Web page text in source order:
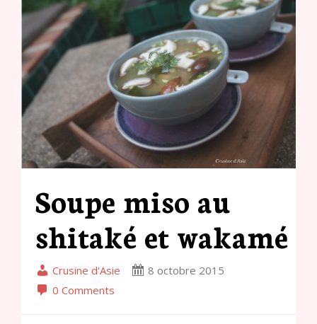
Soupe miso au
shitaké et wakamé
Crusine d'Asie
8 octobre 2015
0 Comments